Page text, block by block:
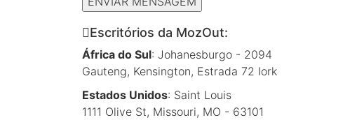
Escritórios da MozOut:
África do Sul: Johanesburgo - 2094
Gauteng, Kensington, Estrada 72 Iork
Estados Unidos: Saint Louis
1111 Olive St, Missouri, MO - 63101